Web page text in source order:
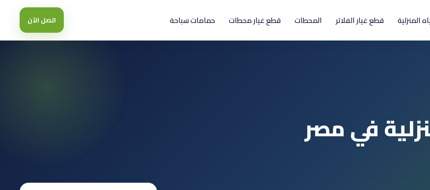
المنزلية قطع غيار الفلاتر المحطات قطع غيار محطات حمامات سباحة اتصل الآن
في مصر